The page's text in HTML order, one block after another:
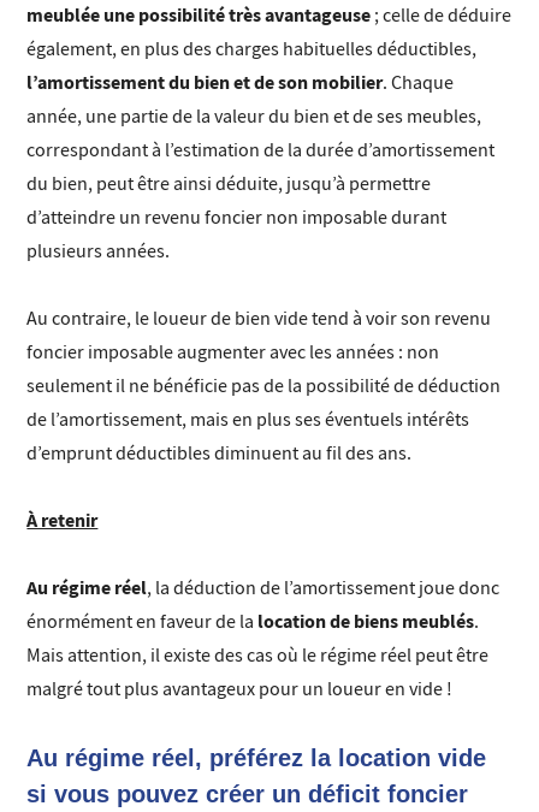
meublée une possibilité très avantageuse ; celle de déduire
également, en plus des charges habituelles déductibles,
l’amortissement du bien et de son mobilier. Chaque
année, une partie de la valeur du bien et de ses meubles,
correspondant à l’estimation de la durée d’amortissement
du bien, peut être ainsi déduite, jusqu’à permettre
d’atteindre un revenu foncier non imposable durant
plusieurs années.
Au contraire, le loueur de bien vide tend à voir son revenu
foncier imposable augmenter avec les années : non
seulement il ne bénéficie pas de la possibilité de déduction
de l’amortissement, mais en plus ses éventuels intérêts
d’emprunt déductibles diminuent au fil des ans.
À retenir
Au régime réel, la déduction de l’amortissement joue donc
énormément en faveur de la location de biens meublés.
Mais attention, il existe des cas où le régime réel peut être
malgré tout plus avantageux pour un loueur en vide !
Au régime réel, préférez la location vide
si vous pouvez créer un déficit foncier